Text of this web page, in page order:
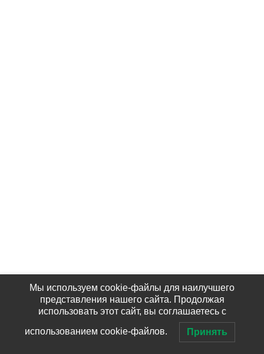
Мы используем cookie-файлы для наилучшего
представления нашего сайта. Продолжая
использовать этот сайт, вы соглашаетесь с
использованием cookie-файлов. Принять